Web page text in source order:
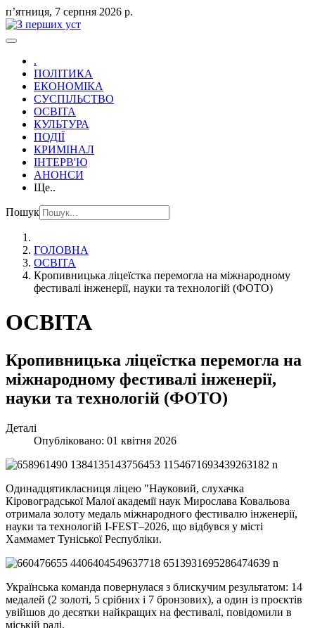
пʼятниця, 7 серпня 2026 р.
.
ПОЛІТИКА
ЕКОНОМІКА
СУСПІЛЬСТВО
ОСВІТА
КУЛЬТУРА
ПОДІЇ
КРИМІНАЛ
ІНТЕРВ'Ю
АНОНСИ
Ще..
Пошук
ГОЛОВНА
ОСВІТА
Кропивницька ліцеїстка перемогла на міжнародному
фестивалі інженерії, науки та технологій (ФОТО)
ОСВІТА
Кропивницька ліцеїстка перемогла на
міжнародному фестивалі інженерії,
науки та технологій (ФОТО)
Деталі
Опубліковано: 01 квітня 2026
Одинадцятикласниця ліцею "Науковий, слухачка
Кіровоградської Малої академії наук Мирослава Ковальова
отримала золоту медаль міжнародного фестивалю інженерії,
науки та технологій I-FEST–2026, що відбувся у місті
Хаммамет Туніської Республіки.
Українська команда повернулася з блискучим результатом: 14
медалей (2 золоті, 5 срібних і 7 бронзових), а один із проєктів
увійшов до десятки найкращих на фестивалі, повідомили в
міській раді.